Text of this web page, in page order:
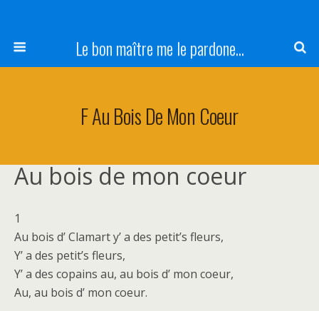
Le bon maître me le pardone...
F Au Bois De Mon Coeur
Au bois de mon coeur
1
Au bois d’ Clamart y’ a des petit’s fleurs,
Y’ a des petit’s fleurs,
Y’ a des copains au, au bois d’ mon coeur,
Au, au bois d’ mon coeur.